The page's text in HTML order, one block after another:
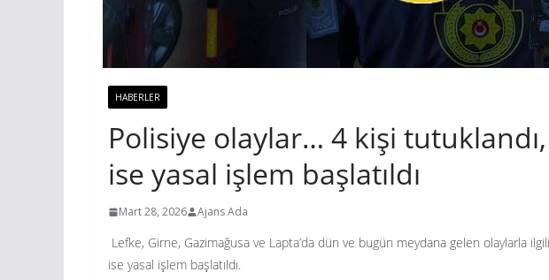
HABERLER
Polisiye olaylar… 4 kişi
ise yasal işlem başlatıldı
Mart 28, 2026 Ajans Ada
Lefke, Girne, Gazimağusa ve Lapta’da dün ve bugün meydana gelen olaylarla
ise yasal işlem başlatıldı.